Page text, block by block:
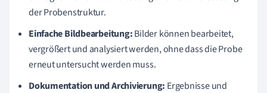
der Probenstruktur.
Einfache Bildbearbeitung:Bilder können bearbeitet,
vergrößert und analysiert werden, ohne dass die Probe
erneut untersucht werden muss.
Dokumentation und Archivierung: Ergebnisse und